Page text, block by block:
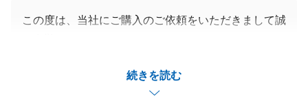
続きを読む
この度は、当社にご購入のご依頼をいただきまして誠
ご対応事項にK様がすぐにご対応を頂けたことで無事